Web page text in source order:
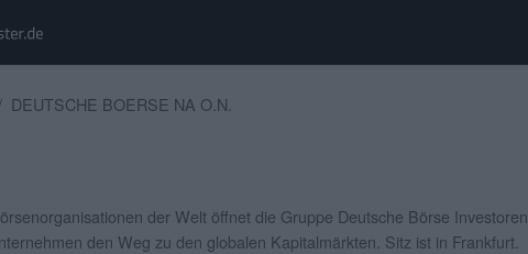
DEUTSCHE BOERSE NA O.N.
der Welt öffnet die Gruppe Deutsche Börse Investoren,
den Weg zu den globalen Kapitalmärkten. Sitz ist in Frankfurt.